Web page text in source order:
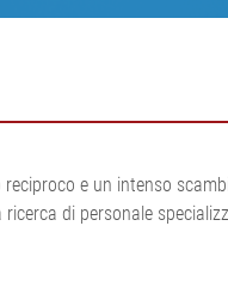
controllato da IA ELWARP
legno
e un intenso
di personale